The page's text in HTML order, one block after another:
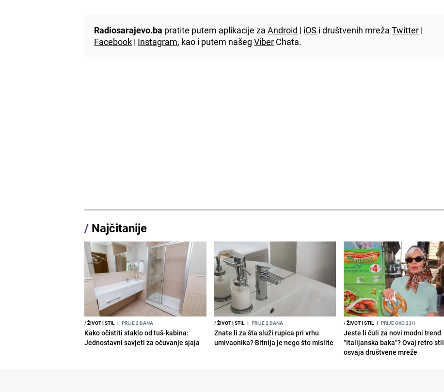
Radiosarajevo.ba pratite putem aplikacije zaAndroid | iOS i društvenih mrežaTwitter |
Facebook | Instagram, kao i putem našegViber Chata.
/ Najčitanije
/ŽIVOT I STIL I PRIJE 2 DANA
Kako očistiti staklo od tuš-kabina:
Jednostavni savjeti za očuvanje sjaja
/ŽIVOT I STIL I PRIJE 2 DANA
Znate li za šta služi rupica pri vrhu
umivaonika? Bitnija je nego što mislite
/ŽIVOT I STIL I PRIJE OKO 23H
Jeste li čuli za novi modni trend
"italijanska baka"? Ovaj retro stil
osvaja društvene mreže